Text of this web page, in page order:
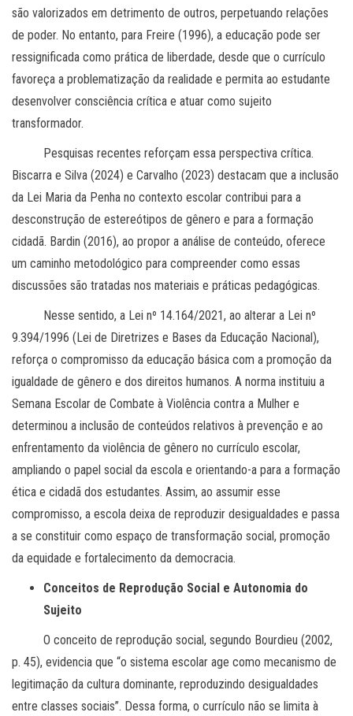
são valorizados em detrimento de outros, perpetuando relações
de poder. No entanto, para Freire (1996), a educação pode ser
ressignificada como prática de liberdade, desde que o currículo
favoreça a problematização da realidade e permita ao estudante
desenvolver consciência crítica e atuar como sujeito
transformador.
Pesquisas recentes reforçam essa perspectiva crítica.
Biscarra e Silva (2024) e Carvalho (2023) destacam que a inclusão
da Lei Maria da Penha no contexto escolar contribui para a
desconstrução de estereótipos de gênero e para a formação
cidadã. Bardin (2016), ao propor a análise de conteúdo, oferece
um caminho metodológico para compreender como essas
discussões são tratadas nos materiais e práticas pedagógicas.
Nesse sentido, a Lei nº 14.164/2021, ao alterar a Lei nº
9.394/1996 (Lei de Diretrizes e Bases da Educação Nacional),
reforça o compromisso da educação básica com a promoção da
igualdade de gênero e dos direitos humanos. A norma instituiu a
Semana Escolar de Combate à Violência contra a Mulher e
determinou a inclusão de conteúdos relativos à prevenção e ao
enfrentamento da violência de gênero no currículo escolar,
ampliando o papel social da escola e orientando-a para a formação
ética e cidadã dos estudantes. Assim, ao assumir esse
compromisso, a escola deixa de reproduzir desigualdades e passa
a se constituir como espaço de transformação social, promoção
da equidade e fortalecimento da democracia.
Conceitos de Reprodução Social e Autonomia do
Sujeito
O conceito de reprodução social, segundo Bourdieu (2002,
p. 45), evidencia que “o sistema escolar age como mecanismo de
legitimação da cultura dominante, reproduzindo desigualdades
entre classes sociais”. Dessa forma, o currículo não se limita à